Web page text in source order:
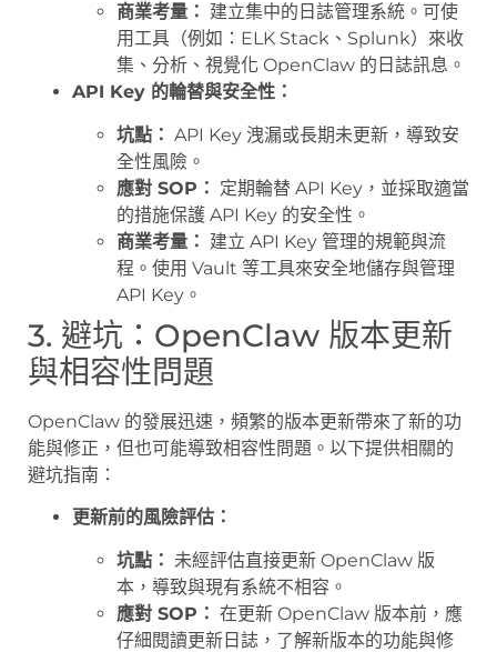
商業考量： 建立集中的日誌管理系統。可使
用工具（例如：ELK Stack、Splunk）來收
集、分析、視覺化 OpenClaw 的日誌訊息。
API Key 的輪替與安全性：
坑點： API Key 洩漏或長期未更新，導致安
全性風險。
應對 SOP： 定期輪替 API Key，並採取適當
的措施保護 API Key 的安全性。
商業考量： 建立 API Key 管理的規範與流
程。使用 Vault 等工具來安全地儲存與管理
API Key。
3. 避坑：OpenClaw 版本更新
與相容性問題
OpenClaw 的發展迅速，頻繁的版本更新帶來了新的功
能與修正，但也可能導致相容性問題。以下提供相關的
避坑指南：
更新前的風險評估：
坑點： 未經評估直接更新 OpenClaw 版
本，導致與現有系統不相容。
應對 SOP： 在更新 OpenClaw 版本前，應
仔細閱讀更新日誌，了解新版本的功能與修